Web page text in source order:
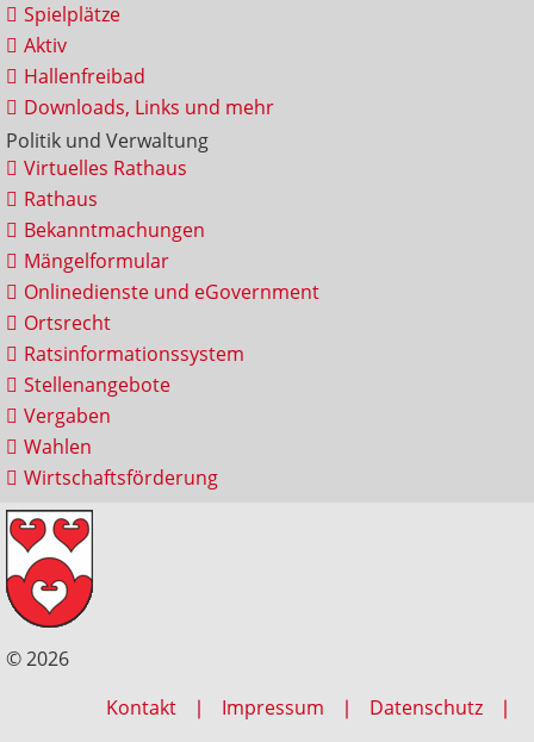
Spielplätze
Aktiv
Hallenfreibad
Downloads, Links und mehr
Politik und Verwaltung
Virtuelles Rathaus
Rathaus
Bekanntmachungen
Mängelformular
Onlinedienste und eGovernment
Ortsrecht
Ratsinformationssystem
Stellenangebote
Vergaben
Wahlen
Wirtschaftsförderung
© 2026
Kontakt
Impressum
Datenschutz